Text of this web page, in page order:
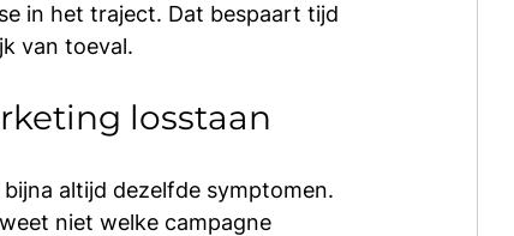
in het traject. Dat bespaart tijd
van toeval.
losstaan
altijd dezelfde symptomen.
niet welke campagne